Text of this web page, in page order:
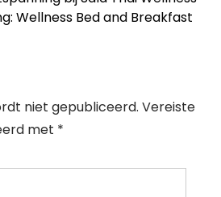
Wellness Bed and Breakfast
niet gepubliceerd. Vereiste
met *